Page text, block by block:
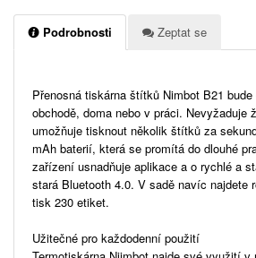
Podrobnosti Zeptat se
Přenosná tiskárna štítků Nimbot B21
obchodě, doma nebo v práci. Nevyžaduje
umožňuje tisknout několik štítků za
mAh baterií, která se promítá do dlouhé
zařízení usnadňuje aplikace a o rychlé a
stará Bluetooth 4.0. V sadě navíc najdete
tisk 230 etiket.
Užitečné pro každodenní použití